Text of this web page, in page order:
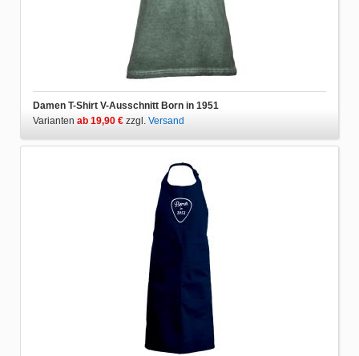
Damen T-Shirt V-Ausschnitt Born in 1951
Varianten ab 19,90 € zzgl. Versand